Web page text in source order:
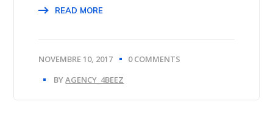
READ MORE
NOVEMBRE 10, 2017
0 COMMENTS
BYAGENCY_4BEEZ